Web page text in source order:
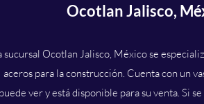
Ocotlan Jalisco,
sucursal Ocotlan Jalisco, México se
aceros para la construcción. Cuenta con un
puede ver y está disponible para su venta. Si